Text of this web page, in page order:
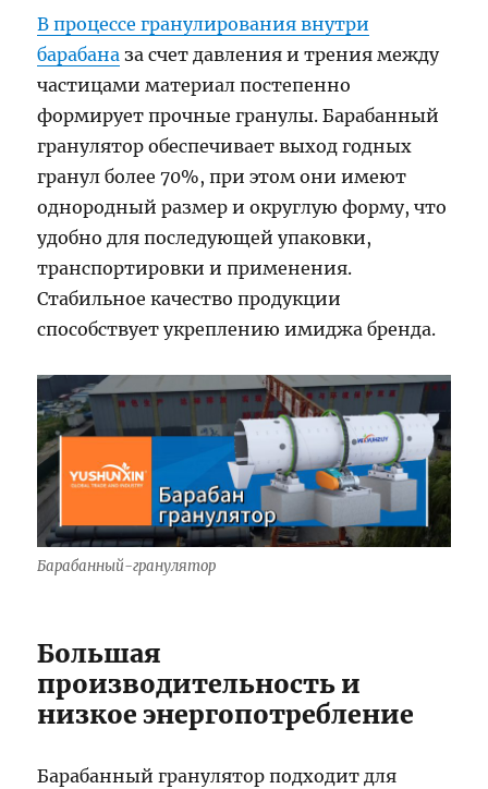
В процессе гранулирования внутри
барабана за счет давления и трения между
частицами материал постепенно
формирует прочные гранулы. Барабанный
гранулятор обеспечивает выход годных
гранул более 70%, при этом они имеют
однородный размер и округлую форму, что
удобно для последующей упаковки,
транспортировки и применения.
Стабильное качество продукции
способствует укреплению имиджа бренда.
Барабанный-гранулятор
Большая
производительность и
низкое энергопотребление
Барабанный гранулятор подходит для